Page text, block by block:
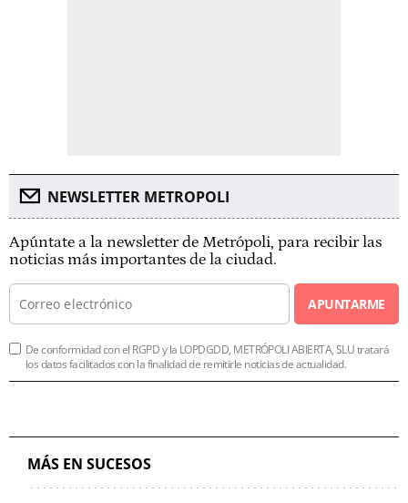
NEWSLETTER METROPOLI
Apúntate a la newsletter de Metrópoli, para recibir las
noticias más importantes de la ciudad.
APUNTARME
De conformidad con el RGPD y la LOPDGDD, METRÓPOLI ABIERTA, SLU tratará
los datos facilitados con la finalidad de remitirle noticias de actualidad.
MÁS EN SUCESOS